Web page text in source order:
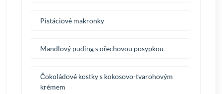
Pistáciové makronky
Mandlový puding s ořechovou posypkou
Čokoládové kostky s kokosovo-tvarohovým
krémem